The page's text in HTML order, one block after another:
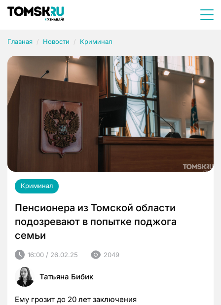
Главная Новости Криминал
Криминал
Пенсионера из Томской области
подозревают в попытке поджога
семьи
16:00 / 26.02.25 2049
Татьяна Бибик
Ему грозит до 20 лет заключения